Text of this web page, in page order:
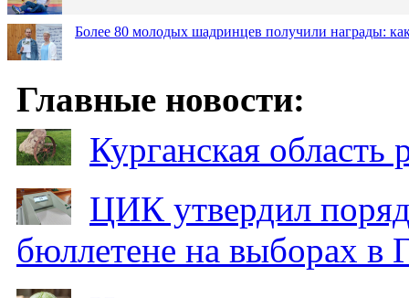
Более 80 молодых шадринцев получили награды:
Главные новости:
Курганская
ЦИК утвердил
бюллетене на выборах в